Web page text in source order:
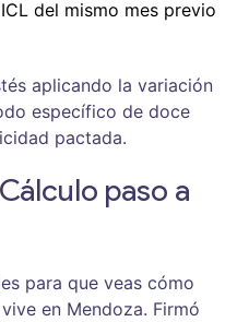
del mismo mes previo
aplicando la variación
específico de doce
pactada.
paso a
para que veas cómo
en Mendoza. Firmó